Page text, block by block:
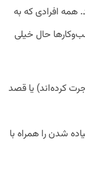
همه افرادی که به
حال خیلی
کرده‌اند) یا قصد
شدن را همراه با